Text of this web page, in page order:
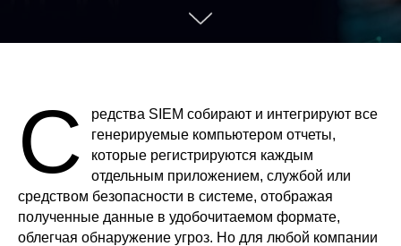
С
редства SIEM собирают и интегрируют все
генерируемые компьютером отчеты,
которые регистрируются каждым
отдельным приложением, службой или
средством безопасности в системе, отображая
полученные данные в удобочитаемом формате,
облегчая обнаружение угроз. Но для любой компании